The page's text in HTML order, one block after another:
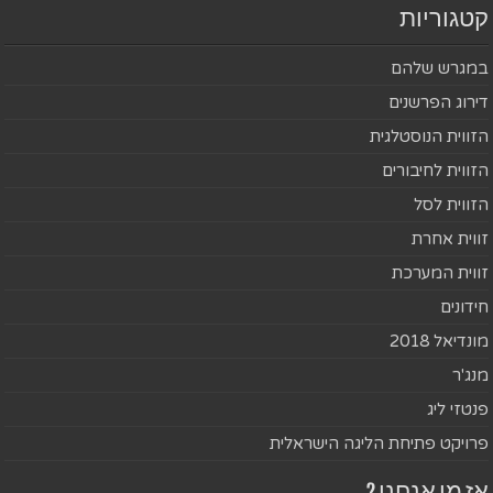
קטגוריות
במגרש שלהם
דירוג הפרשנים
הזווית הנוסטלגית
הזווית לחיבורים
הזווית לסל
זווית אחרת
זווית המערכת
חידונים
מונדיאל 2018
מנג'ר
פנטזי ליג
פרויקט פתיחת הליגה הישראלית